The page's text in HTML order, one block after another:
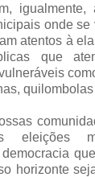
igualmente,
onde
atentos à
que
eleições
horizonte